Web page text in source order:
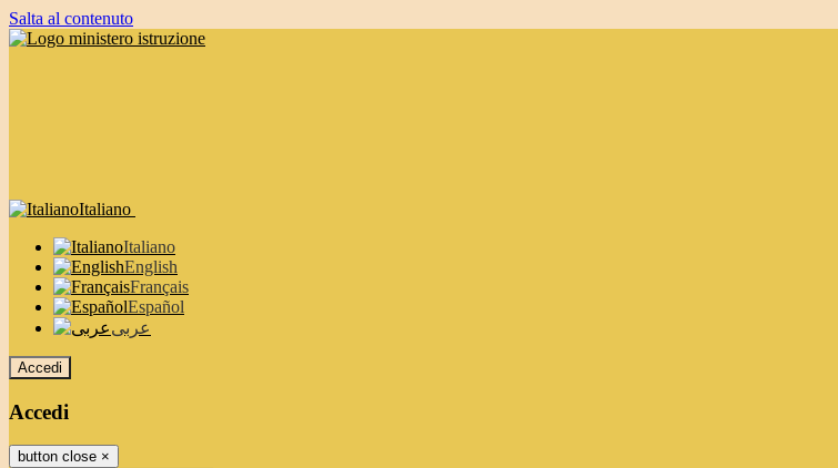
Salta al contenuto
Italiano
Italiano
English
Français
Español
عربى
Accedi
Accedi
button close ×